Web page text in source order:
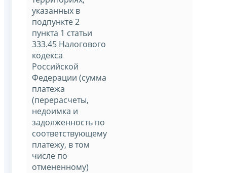
указанных в
подпункте 2
пункта 1 статьи
333.45 Налогового
кодекса
Российской
Федерации (сумма
платежа
(перерасчеты,
недоимка и
задолженность по
соответствующему
платежу, в том
числе по
отмененному)